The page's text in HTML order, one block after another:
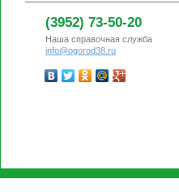
(3952) 73-50-20
Наша справочная служба
info@ogorod38.ru